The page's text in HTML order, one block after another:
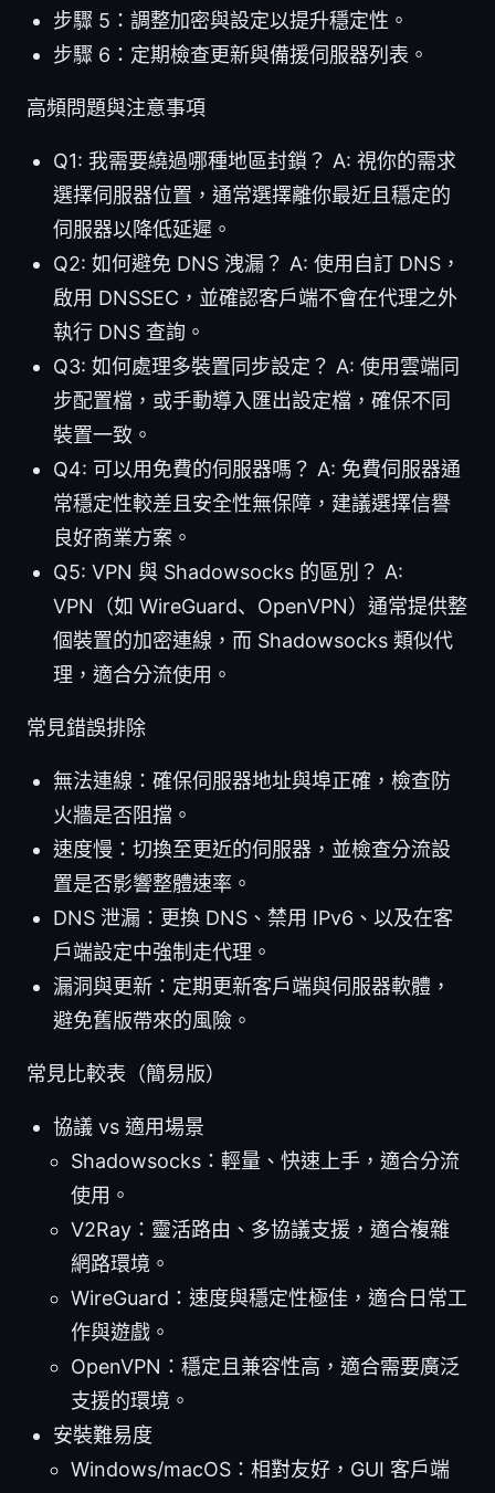
步驟 5：調整加密與設定以提升穩定性。
步驟 6：定期檢查更新與備援伺服器列表。
高頻問題與注意事項
Q1: 我需要繞過哪種地區封鎖？ A: 視你的需求
選擇伺服器位置，通常選擇離你最近且穩定的
伺服器以降低延遲。
Q2: 如何避免 DNS 洩漏？ A: 使用自訂 DNS，
啟用 DNSSEC，並確認客戶端不會在代理之外
執行 DNS 查詢。
Q3: 如何處理多裝置同步設定？ A: 使用雲端同
步配置檔，或手動導入匯出設定檔，確保不同
裝置一致。
Q4: 可以用免費的伺服器嗎？ A: 免費伺服器通
常穩定性較差且安全性無保障，建議選擇信譽
良好商業方案。
Q5: VPN 與 Shadowsocks 的區別？ A:
VPN（如 WireGuard、OpenVPN）通常提供整
個裝置的加密連線，而 Shadowsocks 類似代
理，適合分流使用。
常見錯誤排除
無法連線：確保伺服器地址與埠正確，檢查防
火牆是否阻擋。
速度慢：切換至更近的伺服器，並檢查分流設
置是否影響整體速率。
DNS 泄漏：更換 DNS、禁用 IPv6、以及在客
戶端設定中強制走代理。
漏洞與更新：定期更新客戶端與伺服器軟體，
避免舊版帶來的風險。
常見比較表（簡易版）
協議 vs 適用場景
Shadowsocks：輕量、快速上手，適合分流
使用。
V2Ray：靈活路由、多協議支援，適合複雜
網路環境。
WireGuard：速度與穩定性極佳，適合日常工
作與遊戲。
OpenVPN：穩定且兼容性高，適合需要廣泛
支援的環境。
安裝難易度
Windows/macOS：相對友好，GUI 客戶端